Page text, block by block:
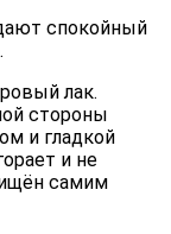
спокойный
лак.
стороны
и гладкой
и не
самим